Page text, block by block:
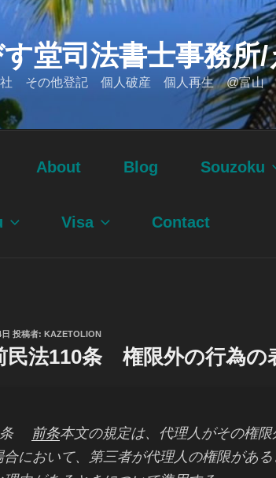
す堂司法書士事務
その他登記 個人破産 個人再生 @富山
About Blog Souzoku
Visa Contact
投稿者: KAZETOLION
民法110条 権限外の行為の
条 前条本文の規定は、代理人がその権
合において、第三者が代理人の権限があ